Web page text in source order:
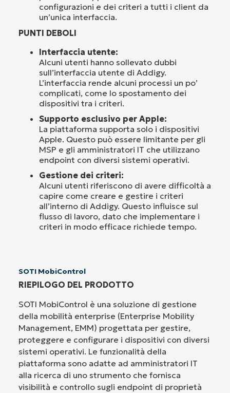
configurazioni e dei criteri a tutti i client da
un’unica interfaccia.
PUNTI DEBOLI
Interfaccia utente:
Alcuni utenti hanno sollevato dubbi
sull’interfaccia utente di Addigy.
L’interfaccia rende alcuni processi un po’
complicati, come lo spostamento dei
dispositivi tra i criteri.
Supporto esclusivo per Apple:
La piattaforma supporta solo i dispositivi
Apple. Questo può essere limitante per gli
MSP e gli amministratori IT che utilizzano
endpoint con diversi sistemi operativi.
Gestione dei criteri:
Alcuni utenti riferiscono di avere difficoltà a
capire come creare e gestire i criteri
all’interno di Addigy. Questo influisce sul
flusso di lavoro, dato che implementare i
criteri in modo efficace richiede tempo.
SOTI MobiControl
RIEPILOGO DEL PRODOTTO
SOTI MobiControl è una soluzione di gestione
della mobilità enterprise (Enterprise Mobility
Management, EMM) progettata per gestire,
proteggere e configurare i dispositivi con diversi
sistemi operativi. Le funzionalità della
piattaforma sono adatte ad amministratori IT
alla ricerca di uno strumento che fornisca
visibilità e controllo sugli endpoint di proprietà